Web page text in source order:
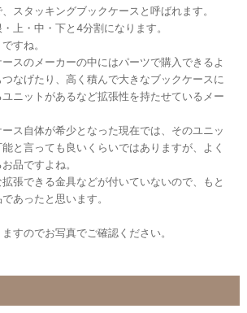
スタッキングブックケースと呼ばれます。
上・中・下と4分割になります。
すね。
スのメーカーの中にはパーツで購入できるよ
なげたり、高く積んで大きなブックケースに
ニットがあるなど拡張性を持たせているメー
ス自体が希少となった現在では、そのユニッ
と言っても良いくらいではありますが、よく
品ですよね。
張できる金具などが付いていないので、もと
あったと思います。
すのでお写真でご確認ください。